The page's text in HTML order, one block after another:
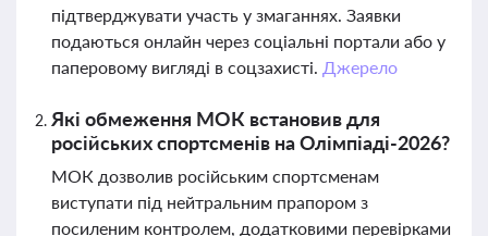
підтверджувати участь у змаганнях. Заявки
подаються онлайн через соціальні портали або у
паперовому вигляді в соцзахисті. Джерело
Які обмеження МОК встановив для
російських спортсменів на Олімпіаді-2026?
МОК дозволив російським спортсменам
виступати під нейтральним прапором з
посиленим контролем, додатковими перевірками